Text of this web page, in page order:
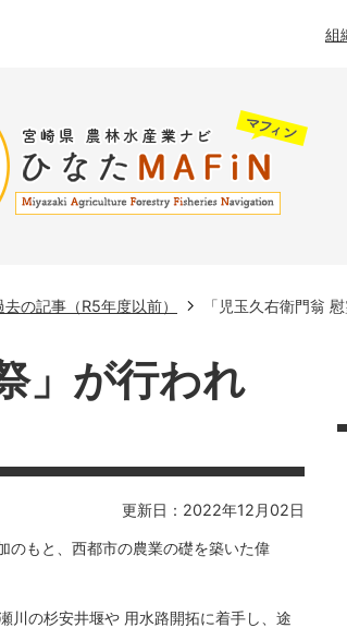
組
去の記事（R5年度以前） 「児玉久右衛門翁
」が行われ
更新日：2022年12月02日
のもと、西都市の農業の礎を築いた偉
川の杉安井堰や 用水路開拓に着手し、途